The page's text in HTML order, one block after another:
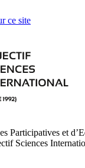
ce site
Participatives et
Sciences